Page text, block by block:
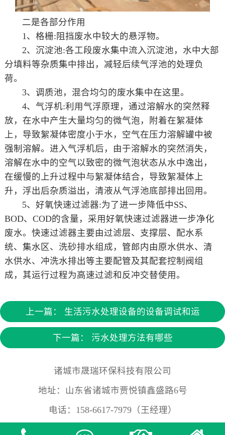
二是各部分作用
1、格栅:阻挡废水中较大的悬浮物。
2、沉淀池:各工段废水集中流入沉淀池，水中大部
分填料等杂质集中排出，减轻后续气浮池的处理负
荷。
3、调质池，混合均匀的废水集中在这里。
4、气浮机:利用气浮原理，通过溶解水的突然释
放，在水中产生大量均匀的微气泡，附着在絮凝体
上，导致絮凝体密度小于水，空气在压力溶解罐中被
强制溶解。进入气浮机后，由于溶解水的突然消失，
溶解在水中的空气以致密的微气泡状态从水中逸出，
在缓慢的上升过程中与絮凝体结合，导致絮凝体上
升，浮出后杂质溢出，清液从气浮池底部排出回用。
5、好氧快速过滤器:为了进一步降低中SS、
BOD、COD的含量，采用好氧快速过滤器进一步净化
废水。快速过滤器主要由过滤层、支撑层、配水系
统、集水区、洗砂排水组成，管郎内由原水供水、清
水供水、冲洗水排出等主要配管及其配套控制阀组
成，其运行过程为高速过滤和反冲交替使用。
上一篇： 生活污水处理设备的设备调试和运
下一篇： 污水处理方法有哪些
诸城市晟瑞环保科技有限公司
地址：山东省诸城市贾悦镇鑫盛路6号
电话：158-6617-7979（王经理）